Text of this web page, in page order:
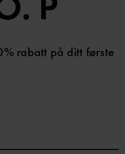
rabatt på ditt første